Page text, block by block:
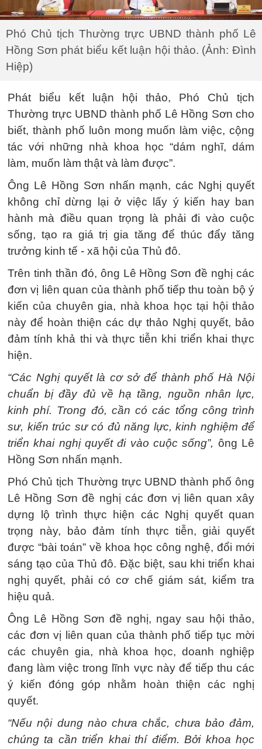
Phó Chủ tịch Thường trực UBND thành phố Lê
Hồng Sơn phát biểu kết luận hội thảo. (Ảnh: Đình
Hiệp)
Phát biểu kết luận hội thảo, Phó Chủ tịch
Thường trực UBND thành phố Lê Hồng Sơn cho
biết, thành phố luôn mong muốn làm việc, cộng
tác với những nhà khoa học “dám nghĩ, dám
làm, muốn làm thật và làm được”.
Ông Lê Hồng Sơn nhấn mạnh, các Nghị quyết
không chỉ dừng lại ở việc lấy ý kiến hay ban
hành mà điều quan trọng là phải đi vào cuộc
sống, tạo ra giá trị gia tăng để thúc đẩy tăng
trưởng kinh tế - xã hội của Thủ đô.
Trên tinh thần đó, ông Lê Hồng Sơn đề nghị các
đơn vị liên quan của thành phố tiếp thu toàn bộ ý
kiến của chuyên gia, nhà khoa học tại hội thảo
này để hoàn thiện các dự thảo Nghị quyết, bảo
đảm tính khả thi và thực tiễn khi triển khai thực
hiện.
“Các Nghị quyết là cơ sở để thành phố Hà Nội
chuẩn bị đầy đủ về hạ tầng, nguồn nhân lực,
kinh phí. Trong đó, cần có các tổng công trình
sư, kiến trúc sư có đủ năng lực, kinh nghiệm để
triển khai nghị quyết đi vào cuộc sống”, ông Lê
Hồng Sơn nhấn mạnh.
Phó Chủ tịch Thường trực UBND thành phố ông
Lê Hồng Sơn đề nghị các đơn vị liên quan xây
dựng lộ trình thực hiện các Nghị quyết quan
trọng này, bảo đảm tính thực tiễn, giải quyết
được “bài toán” về khoa học công nghệ, đổi mới
sáng tạo của Thủ đô. Đặc biệt, sau khi triển khai
nghị quyết, phải có cơ chế giám sát, kiểm tra
hiệu quả.
Ông Lê Hồng Sơn đề nghị, ngay sau hội thảo,
các đơn vị liên quan của thành phố tiếp tục mời
các chuyên gia, nhà khoa học, doanh nghiệp
đang làm việc trong lĩnh vực này để tiếp thu các
ý kiến đóng góp nhằm hoàn thiện các nghị
quyết.
“Nếu nội dung nào chưa chắc, chưa bảo đảm,
chúng ta cần triển khai thí điểm. Bởi khoa học